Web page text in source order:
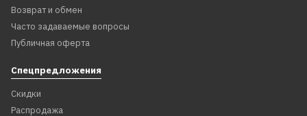
Возврат и обмен
Часто задаваемые вопросы
Публичная оферта
Спецпредложения
Скидки
Распродажа